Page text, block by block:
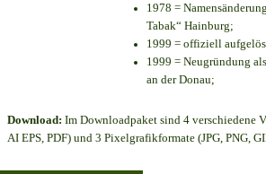
1978 =
Tabak“ Hainburg;
1999 = offiziell
1999 = Neugründung
an der Donau;
Download: Im Downloadpaket sind 4 verschiedene
AI EPS, PDF) und 3 Pixelgrafikformate (JPG, PNG,